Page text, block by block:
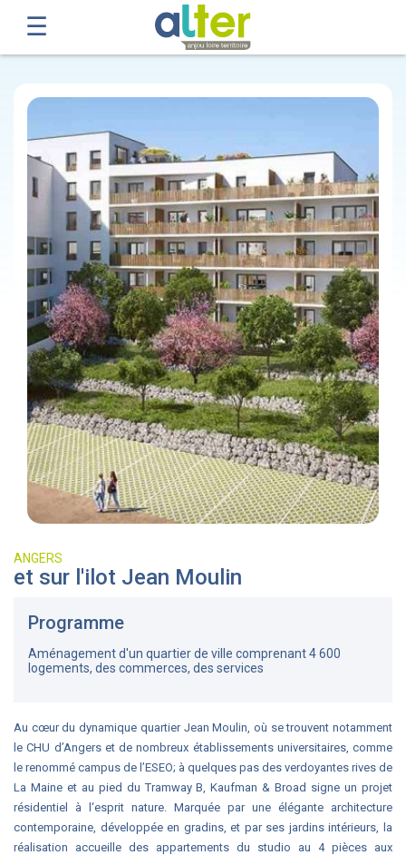
ANGERS
et sur l'ilot Jean Moulin
Programme
Aménagement d'un quartier de ville comprenant 4 600
logements, des commerces, des services
Au cœur du dynamique quartier Jean Moulin, où se trouvent notamment
le CHU d’Angers et de nombreux établissements universitaires, comme
le renommé campus de l’ESEO; à quelques pas des verdoyantes rives de
La Maine et au pied du Tramway B, Kaufman & Broad signe un projet
résidentiel à l‘esprit nature. Marquée par une élégante architecture
contemporaine, développée en gradins, et par ses jardins intérieurs, la
réalisation accueille des appartements du studio au 4 pièces aux